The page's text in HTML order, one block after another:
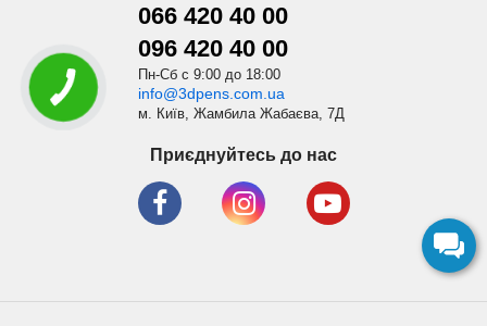
066 420 40 00
096 420 40 00
Пн-Сб с 9:00 до 18:00
info@3dpens.com.ua
м. Київ, Жамбила Жабаєва, 7Д
Приєднуйтесь до нас